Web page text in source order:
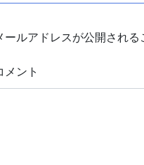
ールアドレスが公開される
メント